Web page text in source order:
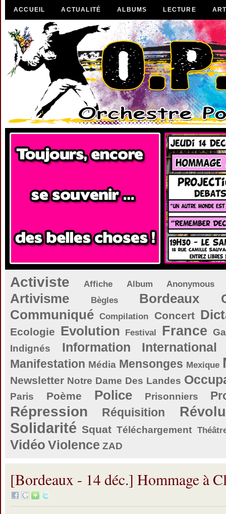
ACCUEIL ACTUALITÉ ALBUMS LECTURE
Activiste Affiche Album Anonymous
Artivisme Bègles Bordeaux
Communiqué Compilation Concert
Ecologie Evolution Festival France
Indignés
Information International
Manifestation Média Mensonges Mexique
Newsletter Notre Dame Des Landes
Paris Poème Police Prisonniers
Répression Réquisition
Solidarité Squat Téléchargement
Vidéo Violence ZAD
[Bordeaux - 14 déc.] Hommage à